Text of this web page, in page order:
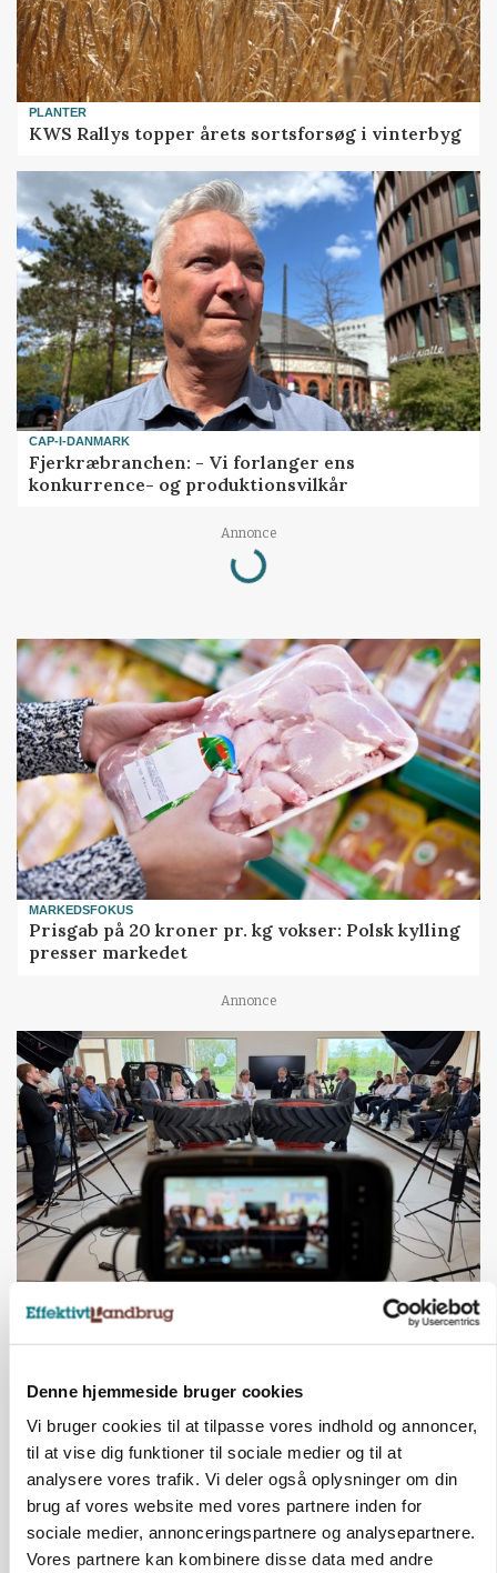
Denne hjemmeside bruger cookies
Vi bruger cookies til at tilpasse vores indhold og annoncer,
til at vise dig funktioner til sociale medier og til at
analysere vores trafik. Vi deler også oplysninger om din
brug af vores website med vores partnere inden for
sociale medier, annonceringspartnere og analysepartnere.
Vores partnere kan kombinere disse data med andre
PLANTER
KWS Rallys topper årets sortsforsøg i vinterbyg
CAP-I-DANMARK
Fjerkræbranchen: - Vi forlanger ens
konkurrence- og produktionsvilkår
Annonce
Loading...
MARKEDSFOKUS
Prisgab på 20 kroner pr. kg vokser: Polsk kylling
presser markedet
Annonce
Ejer eller medejer? Nyt tv-format udfordrer
landbrugets ejerstruktur
Annonce
Russisk mælkepris dykker 23 procent
Annonce
Loading...